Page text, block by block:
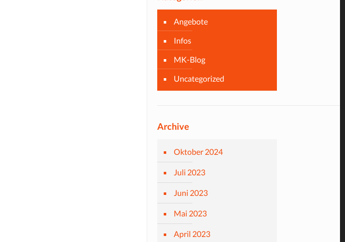
Angebote
Infos
MK-Blog
Uncategorized
Archive
Oktober 2024
Juli 2023
Juni 2023
Mai 2023
April 2023